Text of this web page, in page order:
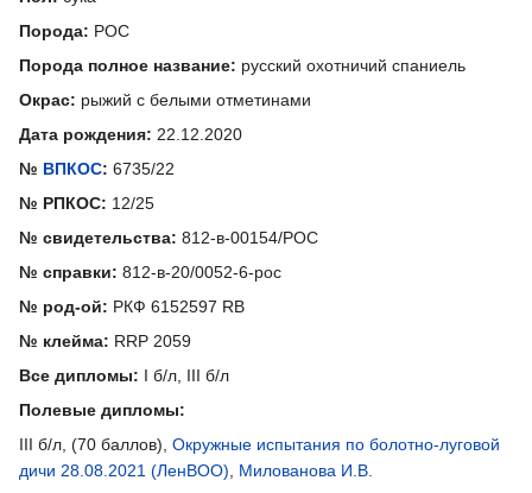
Порода: РОС
Порода полное название: русский охотничий спаниель
Окрас: рыжий с белыми отметинами
Дата рождения: 22.12.2020
№ ВПКОС: 6735/22
№ РПКОС: 12/25
№ свидетельства: 812-в-00154/РОС
№ справки: 812-в-20/0052-6-рос
№ род-ой: РКФ 6152597 RB
№ клейма: RRP 2059
Все дипломы: I б/л, III б/л
Полевые дипломы:
III б/л, (70 баллов), Окружные испытания по болотно-луговой
дичи 28.08.2021 (ЛенВОО)
Милованова И.В.